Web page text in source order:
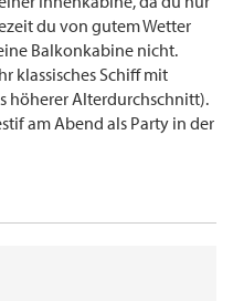
du von gutem Wetter
Balkonkabine nicht.
klassisches Schiff mit
höherer Alterdurchschnitt).
am Abend als Party in der